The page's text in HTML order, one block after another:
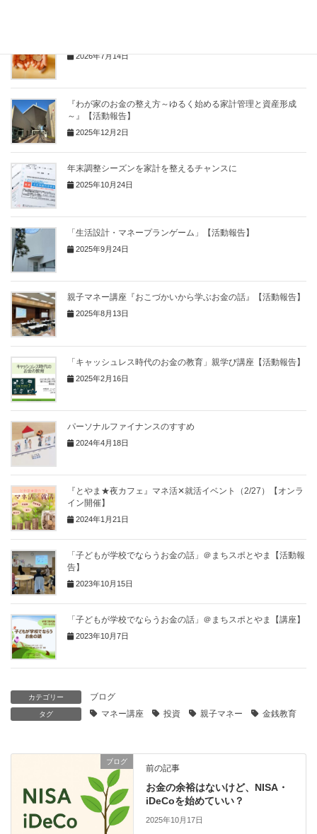
2026年7月14日
『わが家のお金の整え方～ゆるく始める家計管理と資産形成
～』【活動報告】
2025年12月2日
年末調整シーズンを家計を整えるチャンスに
2025年10月24日
「生活設計・マネープランゲーム」【活動報告】
2025年9月24日
親子マネー講座『おこづかいから学ぶお金の話』【活動報告】
2025年8月13日
「キャッシュレス時代のお金の教育」親学び講座【活動報告】
2025年2月16日
パーソナルファイナンスのすすめ
2024年4月18日
『とやま★夜カフェ』マネ活✕就活イベント（2/27）【オンラ
イン開催】
2024年1月21日
「子どもが学校でならうお金の話」＠まちスポとやま【活動報
告】
2023年10月15日
「子どもが学校でならうお金の話」＠まちスポとやま【講座】
2023年10月7日
カテゴリー ブログ
タグ マネー講座 投資 親子マネー 金銭教育
ブログ
前の記事
お金の余裕はないけど、NISA・
iDeCoを始めていい？
2025年10月17日